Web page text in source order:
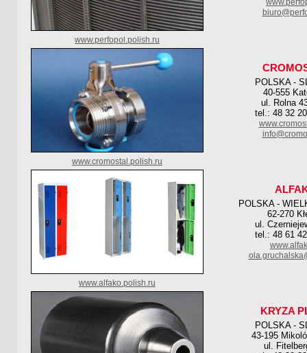
www.perfopol.polish.ru
POLSKA -
40-555
ul. Rolna
tel.: 48 32
www.cromostal.polish.ru
POLSKA -
62-270
ul.
tel.: 48 61
www.alfako.polish.ru
KRYZA
POLSKA -
43-195
ul.